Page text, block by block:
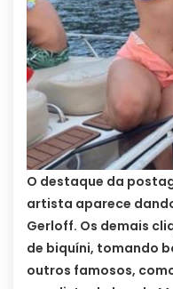
O destaque da
artista aparece
Gerloff. Os demais
de biquíni, tomando
outros famosos,